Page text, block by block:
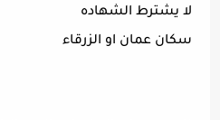
لا يشترط الشهاده
سكان عمان او الزرقاء